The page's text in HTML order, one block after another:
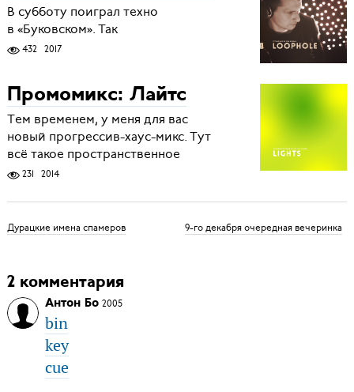
В субботу поиграл техно
в «Буковском». Так
432 2017
Промомикс: Лайтс
Тем временем, у меня для вас
новый прогрессив-хаус-микс. Тут
всё такое пространственное
231 2014
Дурацкие имена спамеров 9-го декабря очередная вечеринка
2 комментария
Антон Бо 2005
bin
key
cue